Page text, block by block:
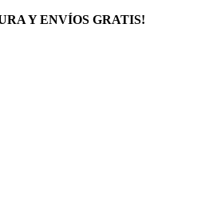
Y ENVÍOS GRATIS!